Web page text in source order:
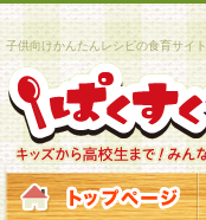
子供向けかんたんレシピの食育サイト